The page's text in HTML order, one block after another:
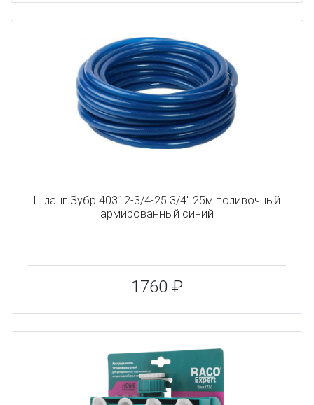
Шланг Зубр 40312-3/4-25 3/4" 25м поливочный
армированный синий
1760 ₽